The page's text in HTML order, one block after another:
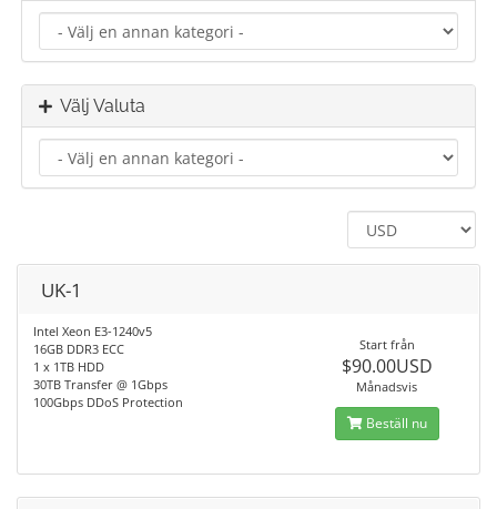
Välj Valuta
UK-1
Intel Xeon E3-1240v5
16GB DDR3 ECC
1 x 1TB HDD
30TB Transfer @ 1Gbps
100Gbps DDoS Protection
Start från
$90.00USD
Månadsvis
Beställ nu